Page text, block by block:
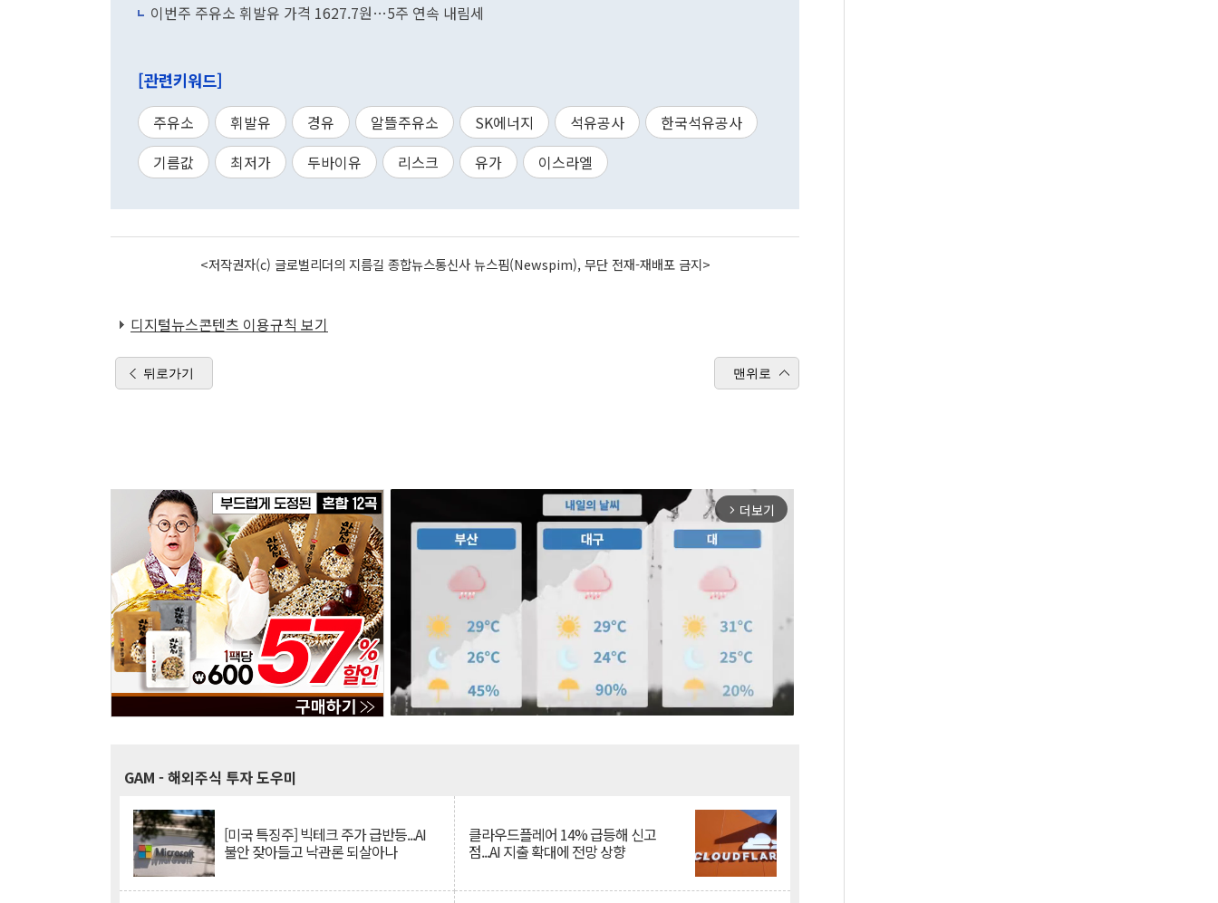
이번주 주유소 휘발유 가격 1627.7원…5주 연속 내림세
[관련키워드]
주유소 휘발유 경유 알뜰주유소 SK에너지 석유공사
한국석유공사
기름값
최저가 두바이유 리스크 유가 이스라엘
<저작권자(c) 글로벌리더의 지름길 종합뉴스통신사 뉴스핌(Newspim), 무단 전재-재배포 금지>
디지털뉴스콘텐츠 이용규칙 보기
뒤로가기 맨위로
arrow_forward_ios 더보기
GAM - 해외주식 투자 도우미
[미국 특징주] 빅테크 주가 급반등...AI
불안 잦아들고 낙관론 되살아나
클라우드플레어 14% 급등해 신고
점...AI 지출 확대에 전망 상향